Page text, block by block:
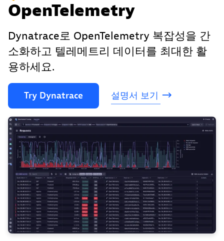
OpenTelemetry
Dynatrace로 OpenTelemetry 복잡성을 간
소화하고 텔레메트리 데이터를 최대한 활
용하세요.
Try Dynatrace 설명서 보기